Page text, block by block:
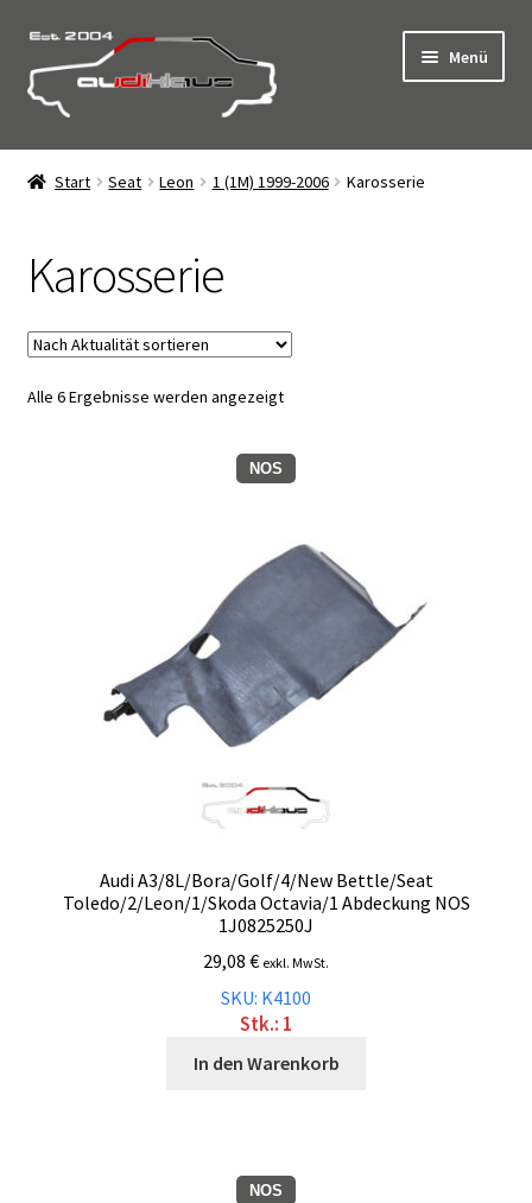
Zur
Navigation
springen
Zum
Inhalt
springen
Menü
Start
Click & Collect – Abholung vor Ort
Datenschutz
Impressum
Newsletter
Widerrufsbelehrung
Start Seat Leon 1 (1M) 1999-2006 Karosserie
Karosserie
Alle 6 Ergebnisse werden angezeigtNach
NOS
Audi A3/8L/Bora/Golf/4/New Bettle/Seat
Toledo/2/Leon/1/Skoda Octavia/1 Abdeckung NOS
1J0825250J
29,08 € exkl. MwSt.
SKU: K4100
Stk.: 1
In den Warenkorb
NOS